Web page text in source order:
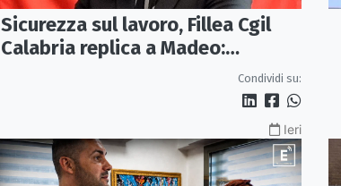
Sicurezza sul lavoro, Fillea Cgil
Calabria replica a Madeo:
«Servono controlli, non incentivi
Condividi su:
Ieri